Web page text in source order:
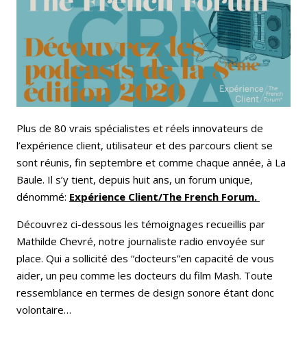
Email Facebook LinkedIn
Bluesky Whatsapp
Plus de 80 vrais spécialistes et réels innovateurs de
l’expérience client, utilisateur et des parcours client se
sont réunis, fin septembre et comme chaque année, à La
Baule. Il s’y tient, depuis huit ans, un forum unique,
dénommé: Expérience Client/The French Forum.
Découvrez ci-dessous les témoignages recueillis par
Mathilde Chevré, notre journaliste radio envoyée sur
place. Qui a sollicité des “docteurs”en capacité de vous
aider, un peu comme les docteurs du film Mash. Toute
ressemblance en termes de design sonore étant donc
volontaire…